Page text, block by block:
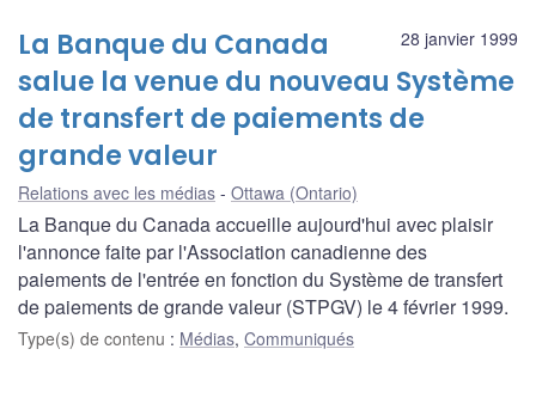
28 janvier 1999
La Banque du Canada
salue la venue du nouveau Système
de transfert de paiements de
grande valeur
Relations avec les médias Ottawa (Ontario)
La Banque du Canada accueille aujourd'hui avec plaisir
l'annonce faite par l'Association canadienne des
paiements de l'entrée en fonction du Système de transfert
de paiements de grande valeur (STPGV) le 4 février 1999.
Type(s) de contenu : Médias, Communiqués